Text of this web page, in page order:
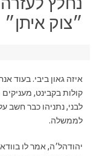
״צוק איתן״
איזה גאון ביבי. בעוד
קולות בקבינט,
לבני, נתניהו כבר חשב
לממשלה.
יהודהל׳ה, אמר לו